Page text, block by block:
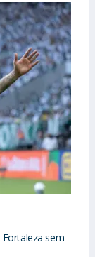
Fortaleza sem